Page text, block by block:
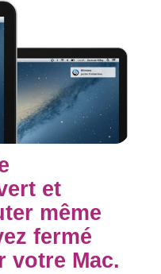
et
même
fermé
votre Mac.